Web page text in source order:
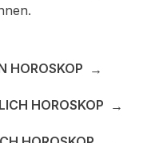
HOROSKOP →
HOROSKOP →